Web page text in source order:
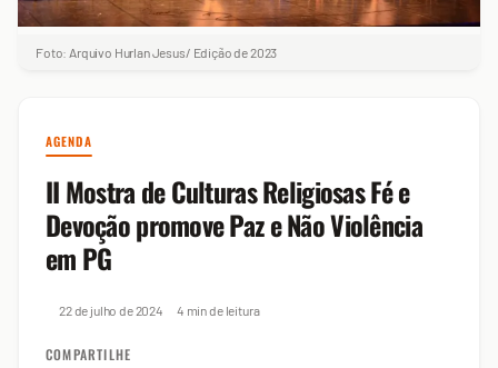
Foto: Arquivo Hurlan Jesus/ Edição de 2023
AGENDA
II Mostra de Culturas Religiosas Fé e
Devoção promove Paz e Não Violência
em PG
22 de julho de 2024 4 min de leitura
COMPARTILHE